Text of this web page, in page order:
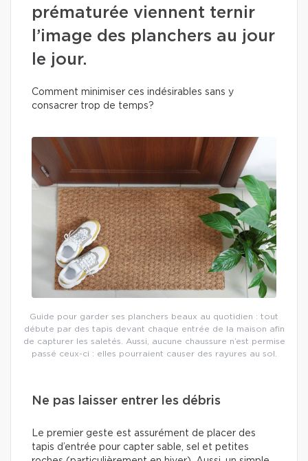
prématurée viennent ternir
l’image des planchers au jour
le jour.
Comment minimiser ces indésirables sans y
consacrer trop de temps?
Guide pour garder ses planchers beaux au quotidien : tout
débute par des tapis devant chaque entrée de la maison afin
de capturer les saletés. Aussi, aucune chaussure n’est permise
passé ceux-ci : elles pourraient causer des rayures au sol.
Ne pas laisser entrer les débris
Le premier geste est assurément de placer des
tapis d’entrée pour capter sable, sel et petites